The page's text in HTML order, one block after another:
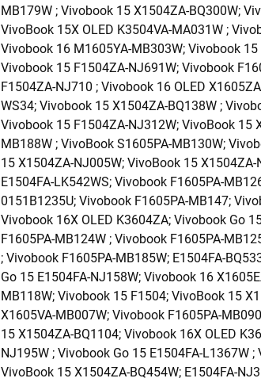
MB179W ; Vivobook 15 X1504ZA-BQ300W;
VivoBook 15X OLED K3504VA-MA031W ;
Vivobook 16 M1605YA-MB303W; Vivobook
Vivobook 15 F1504ZA-NJ691W; Vivobook
F1504ZA-NJ710 ; Vivobook 16 OLED
WS34; Vivobook 15 X1504ZA-BQ138W ;
Vivobook 15 F1504ZA-NJ312W; VivoBook 15
MB188W ; VivoBook S1605PA-MB130W;
15 X1504ZA-NJ005W; VivoBook 15
E1504FA-LK542WS; Vivobook F1605PA-
0151B1235U; Vivobook F1605PA-MB147;
Vivobook 16X OLED K3604ZA; Vivobook Go
F1605PA-MB124W ; Vivobook F1605PA-
; Vivobook F1605PA-MB185W; E1504FA-
Go 15 E1504FA-NJ158W; Vivobook 16
MB118W; Vivobook 15 F1504; VivoBook 15
X1605VA-MB007W; Vivobook F1605PA-
15 X1504ZA-BQ1104; Vivobook 16X OLED
NJ195W ; Vivobook Go 15 E1504FA-L1367W
VivoBook 15 X1504ZA-BQ454W; E1504FA-